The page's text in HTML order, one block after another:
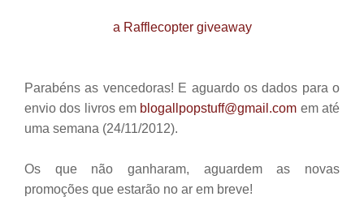
a Rafflecopter giveaway
Parabéns as vencedoras! E aguardo os dados para o
envio dos livros em blogallpopstuff@gmail.com em até
uma semana (24/11/2012).
Os que não ganharam, aguardem as novas
promoções que estarão no ar em breve!